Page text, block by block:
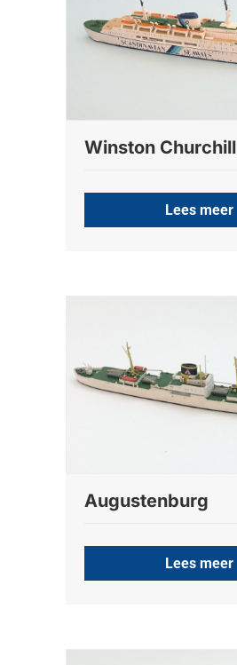
Winston Churchill
Lees meer
Augustenburg
Lees meer